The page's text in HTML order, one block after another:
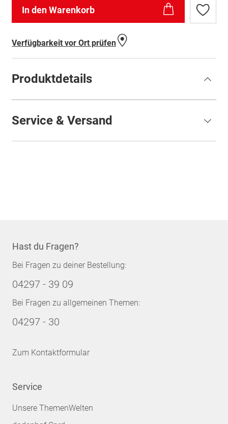
In den Warenkorb
Zur
Verfügbarkeit vor Ort prüfen
Produktdetails
Service & Versand
Hast du Fragen?
Bei Fragen zu deiner Bestellung:
04297 - 39 09
Bei Fragen zu allgemeinen Themen:
04297 - 30
Zum Kontaktformular
Service
Unsere ThemenWelten